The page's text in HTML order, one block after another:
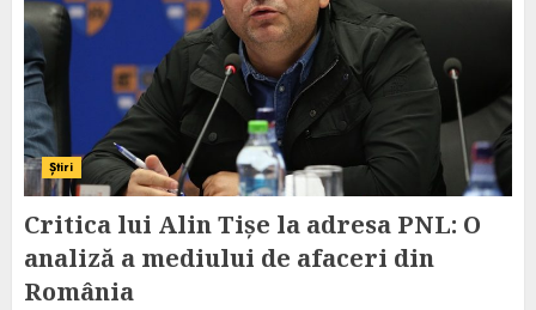
Știri
Critica lui Alin Tișe la adresa PNL: O
analiză a mediului de afaceri din
România